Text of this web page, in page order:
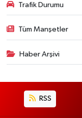
Trafik Durumu
Tüm Manşetler
Haber Arşivi
RSS